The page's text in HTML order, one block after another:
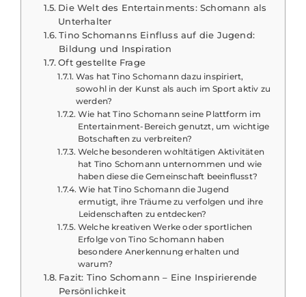
Die Welt des Entertainments: Schomann als
Unterhalter
Tino Schomanns Einfluss auf die Jugend:
Bildung und Inspiration
Oft gestellte Frage
Was hat Tino Schomann dazu inspiriert,
sowohl in der Kunst als auch im Sport aktiv zu
werden?
Wie hat Tino Schomann seine Plattform im
Entertainment-Bereich genutzt, um wichtige
Botschaften zu verbreiten?
Welche besonderen wohltätigen Aktivitäten
hat Tino Schomann unternommen und wie
haben diese die Gemeinschaft beeinflusst?
Wie hat Tino Schomann die Jugend
ermutigt, ihre Träume zu verfolgen und ihre
Leidenschaften zu entdecken?
Welche kreativen Werke oder sportlichen
Erfolge von Tino Schomann haben
besondere Anerkennung erhalten und
warum?
Fazit: Tino Schomann – Eine Inspirierende
Persönlichkeit